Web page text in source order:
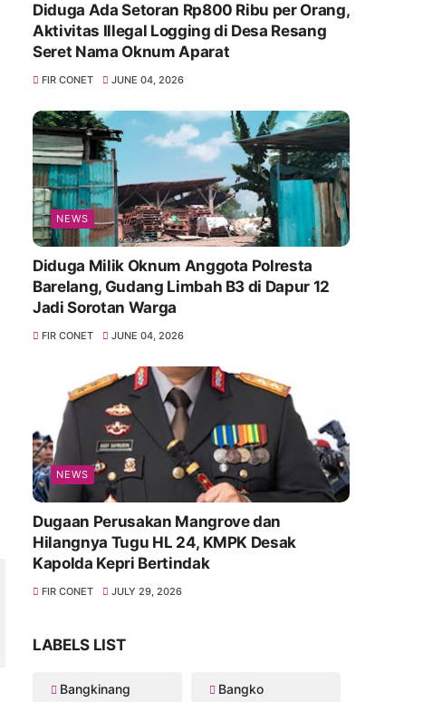
Diduga Ada Setoran Rp800 Ribu per Orang,
Aktivitas Illegal Logging di Desa Resang
Seret Nama Oknum Aparat
FIR CONET JUNE 04, 2026
NEWS
Diduga Milik Oknum Anggota Polresta
Barelang, Gudang Limbah B3 di Dapur 12
Jadi Sorotan Warga
FIR CONET JUNE 04, 2026
NEWS
Dugaan Perusakan Mangrove dan
Hilangnya Tugu HL 24, KMPK Desak
Kapolda Kepri Bertindak
FIR CONET JULY 29, 2026
LABELS LIST
Bangkinang Bangko